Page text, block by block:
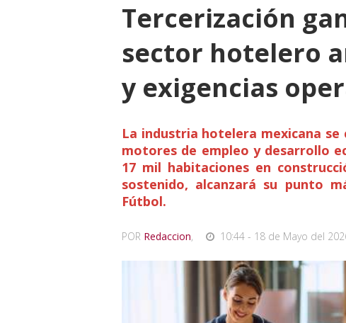
Tercerización
sector hotelero
y exigencias
La industria hotelera mexicana
motores de empleo y desarrollo
17 mil habitaciones en
sostenido, alcanzará su punto
Fútbol.
POR Redaccion, 10:44 - 18 de Mayo del